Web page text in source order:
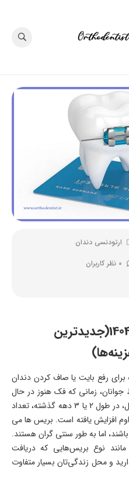
ارتودنسی دندان
0 نظر کاربران
هزینه ارتودنسی در سال 1404(جدیدترین
رفع بایت یا صاف کردن دندان
زمانی که فک هنوز در حال
رشد است استفاده می شود. با این حال، در طول 2 یا 3 دهه گذشته، تعداد
افزایش یافته است. بریس ها می
اما به طور سنتی گران هستند.
نوع بریس‌هایی که دریافت
و محل زندگی‌تان بسیار متفاوت